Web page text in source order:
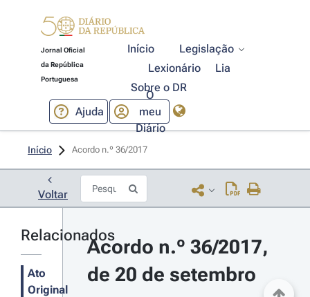
Jornal Oficial
da República
Portuguesa
Início
Legislação
Lexionário
Lia
Sobre o DR
Ajuda
O
meu
Diário
Início Acordo n.º 36/2017
Voltar
Relacionados
Ato
Original
Acordo n.º 36/2017,
de 20 de setembro